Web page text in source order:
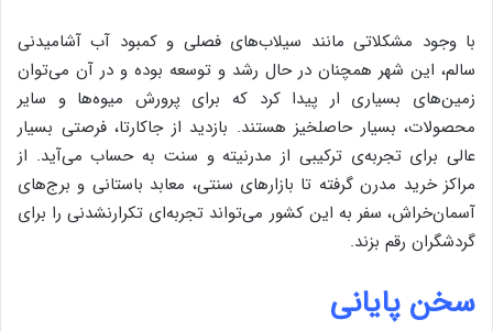
با وجود مشکلاتی مانند سیلاب‌های فصلی و کمبود آب آشامیدنی
سالم، این شهر همچنان در حال رشد و توسعه بوده و در آن می‌توان
زمین‌های بسیاری ار پیدا کرد که برای پرورش میوه‌ها و سایر
محصولات، بسیار حاصلخیز هستند. بازدید از جاکارتا، فرصتی بسیار
عالی برای تجربه‌ی ترکیبی از مدرنیته و سنت به حساب می‌آید. از
مراکز خرید مدرن گرفته تا بازارهای سنتی، معابد باستانی و برج‌های
آسمان‌خراش، سفر به این کشور می‌تواند تجربه‌ای تکرارنشدنی را برای
گردشگران رقم بزند.
سخن پایانی